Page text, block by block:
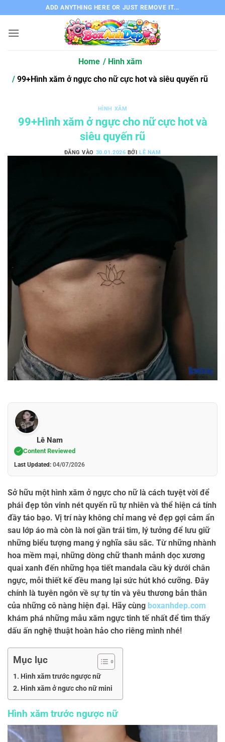
qua
nội
ADD ANYTHING HERE OR JUST REMOVE IT...
Home
Hình xăm
99+Hình xăm ở ngực cho nữ cực hot và siêu quyến rũ
HÌNH XĂM
99+Hình xăm ở ngực cho nữ cực hot và
siêu quyến rũ
ĐĂNG VÀO 30.01.2026 BỞILÊ NAM
Lê Nam
Content Reviewed
Last Updated: 04/07/2026
Sở hữu một hình xăm ở ngực cho nữlà cách tuyệt vời để
phái đẹp tôn vinh nét quyến rũ tự nhiên và thể hiện cá tính
đầy táo bạo. Vị trí này không chỉ mang vẻ đẹp gợi cảm ẩn
sau lớp áo mà còn là nơi gần trái tim, lý tưởng để lưu giữ
những biểu tượng mang ý nghĩa sâu sắc. Từ những nhành
hoa mềm mại, những dòng chữ thanh mảnh dọc xương
quai xanh đến những họa tiết mandala cầu kỳ dưới chân
ngực, mỗi thiết kế đều mang lại sức hút khó cưỡng. Đây
chính là tuyên ngôn về sự tự tin và yêu thương bản thân
của những cô nàng hiện đại. Hãy cùng boxanhdep.com
khám phá những mẫu xăm ngực tinh tế nhất để tìm thấy
dấu ấn nghệ thuật hoàn hảo cho riêng mình nhé!
Mục lục
Hình xăm trước ngược nữ
Hình xăm ở ngưc cho nữ mini
Hình xăm trước ngược nữ